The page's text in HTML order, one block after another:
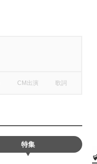
CM出演 歌詞
特集